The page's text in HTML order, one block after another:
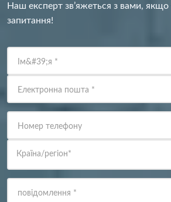
Наш експерт зв’яжеться з вами, якщо
запитання!
Ім&#39;я *
Електронна пошта *
Номер телефону
Країна/регіон*
повідомлення *